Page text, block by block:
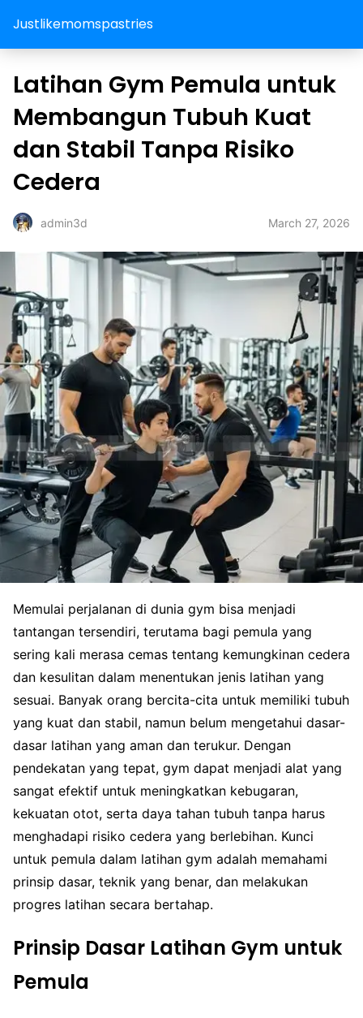
Justlikemomspastries
Latihan Gym Pemula untuk
Membangun Tubuh Kuat
dan Stabil Tanpa Risiko
Cedera
admin3d March 27, 2026
Memulai perjalanan di dunia gym bisa menjadi
tantangan tersendiri, terutama bagi pemula yang
sering kali merasa cemas tentang kemungkinan cedera
dan kesulitan dalam menentukan jenis latihan yang
sesuai. Banyak orang bercita-cita untuk memiliki tubuh
yang kuat dan stabil, namun belum mengetahui dasar-
dasar latihan yang aman dan terukur. Dengan
pendekatan yang tepat, gym dapat menjadi alat yang
sangat efektif untuk meningkatkan kebugaran,
kekuatan otot, serta daya tahan tubuh tanpa harus
menghadapi risiko cedera yang berlebihan. Kunci
untuk pemula dalam latihan gym adalah memahami
prinsip dasar, teknik yang benar, dan melakukan
progres latihan secara bertahap.
Prinsip Dasar Latihan Gym untuk
Pemula